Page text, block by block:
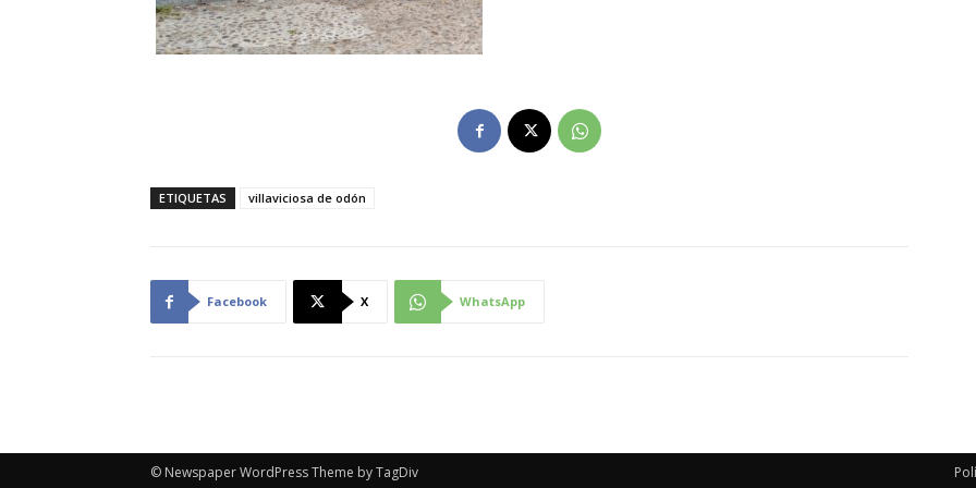
ETIQUETAS villaviciosa de odón
Facebook X WhatsApp
© Newspaper WordPress Theme by TagDiv